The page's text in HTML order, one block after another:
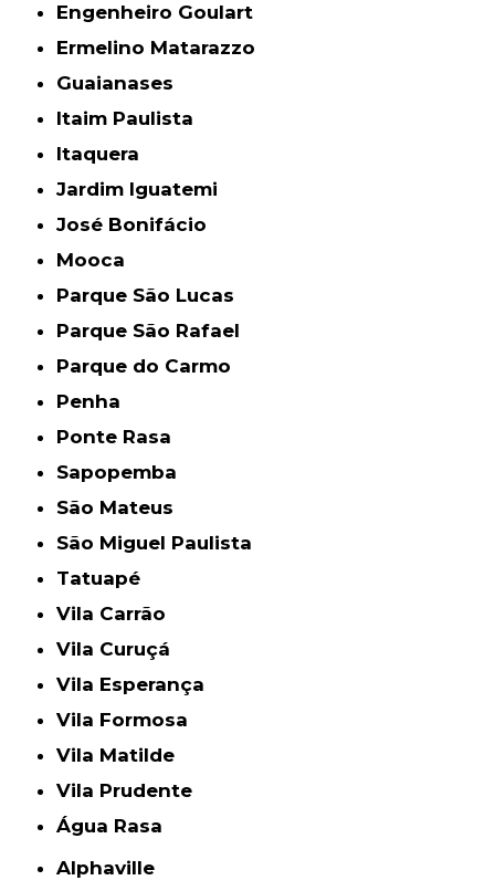
Engenheiro Goulart
Ermelino Matarazzo
Guaianases
Itaim Paulista
Itaquera
Jardim Iguatemi
José Bonifácio
Mooca
Parque São Lucas
Parque São Rafael
Parque do Carmo
Penha
Ponte Rasa
Sapopemba
São Mateus
São Miguel Paulista
Tatuapé
Vila Carrão
Vila Curuçá
Vila Esperança
Vila Formosa
Vila Matilde
Vila Prudente
Água Rasa
Alphaville